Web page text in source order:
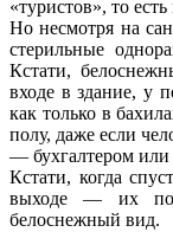
«туристов», то есть
Но несмотря на
стерильные
Кстати,
входе в здание, у
как только в
полу, даже если
— бухгалтером или
Кстати, когда
выходе — их
белоснежный вид.